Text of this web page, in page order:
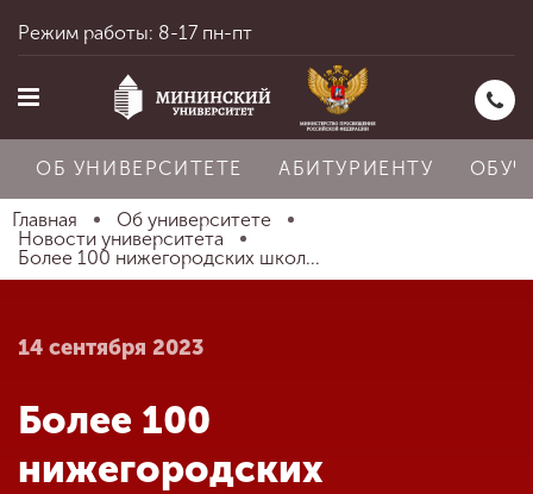
Главная
Абитуриенту
Режим работы: 8-17 пн-пт
ОБ УНИВЕРСИТЕТЕ АБИТУРИЕНТУ
Главная
Об университете
Новости университета
Более 100 нижегородских школ...
14 сентября 2023
Более 100
нижегородских